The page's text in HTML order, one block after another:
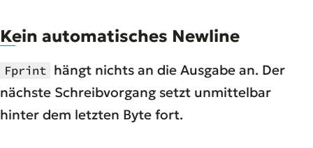
Kein automatisches Newline
Fprint hängt nichts an die Ausgabe an. Der
nächste Schreibvorgang setzt unmittelbar
hinter dem letzten Byte fort.